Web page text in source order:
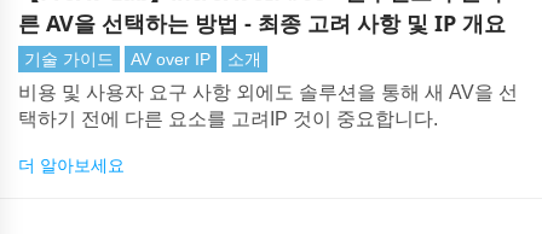
른 AV을 선택하는 방법 - 최종 고려 사항 및 IP 개요
기술 가이드 AV over IP 소개
비용 및 사용자 요구 사항 외에도 솔루션을 통해 새 AV을 선
택하기 전에 다른 요소를 고려IP 것이 중요합니다.
더 알아보세요